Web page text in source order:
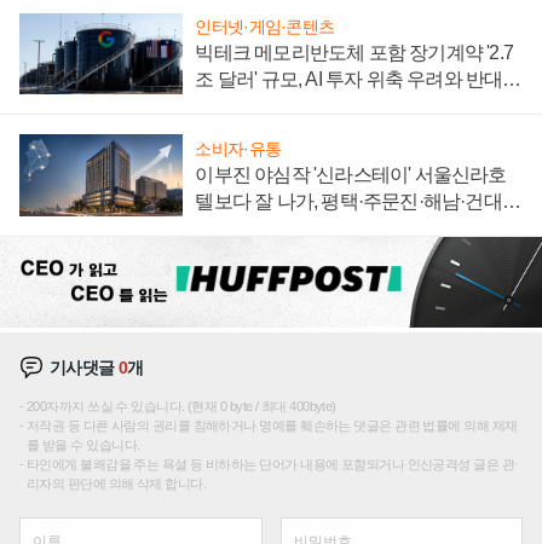
인터넷·게임·콘텐츠
빅테크 메모리반도체 포함 장기계약 '2.7
조 달러' 규모, AI 투자 위축 우려와 반대
소비자·유통
이부진 야심작 '신라스테이' 서울신라호
텔보다 잘 나가, 평택·주문진·해남·건대로
기사댓글0개
200자까지 쓰실 수 있습니다. (현재 0 byte / 최대 400byte)
저작권 등 다른 사람의 권리를 침해하거나 명예를 훼손하는 댓글은 관련 법률에 의해 제재
를 받을 수 있습니다.
타인에게 불쾌감을 주는 욕설 등 비하하는 단어가 내용에 포함되거나 인신공격성 글은 관
리자의 판단에 의해 삭제 합니다.